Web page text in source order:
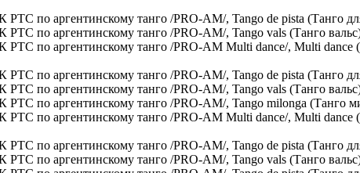
по аргентинскому танго /PRO-AM/, Tango de pista (Танго
по аргентинскому танго /PRO-AM/, Tango vals (Танго
по аргентинскому танго /PRO-AM Multi dance/, Multi dance
по аргентинскому танго /PRO-AM/, Tango de pista (Танго
по аргентинскому танго /PRO-AM/, Tango vals (Танго
по аргентинскому танго /PRO-AM/, Tango milonga (Танго
по аргентинскому танго /PRO-AM Multi dance/, Multi dance
по аргентинскому танго /PRO-AM/, Tango de pista (Танго
по аргентинскому танго /PRO-AM/, Tango vals (Танго